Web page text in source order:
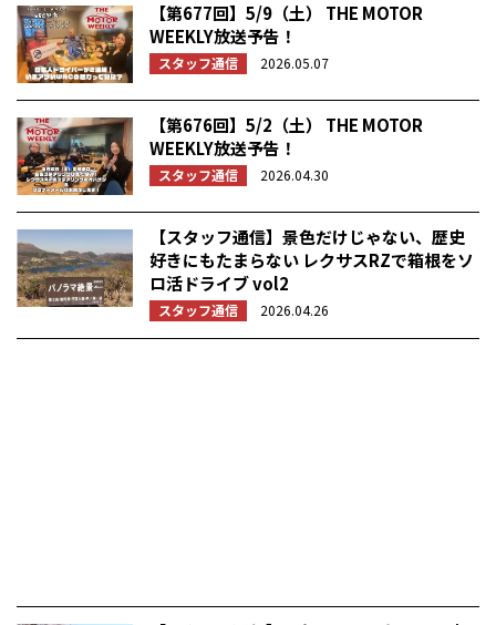
【第677回】5/9（土） THE MOTOR
WEEKLY放送予告！
スタッフ通信 2026.05.07
【第676回】5/2（土） THE MOTOR
WEEKLY放送予告！
スタッフ通信 2026.04.30
【スタッフ通信】景色だけじゃない、歴史
好きにもたまらない レクサスRZで箱根をソ
ロ活ドライブ vol2
スタッフ通信 2026.04.26